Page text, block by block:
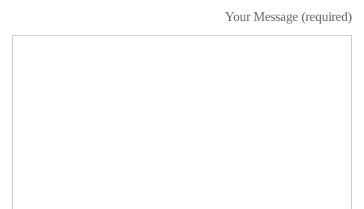
Your Message (required)